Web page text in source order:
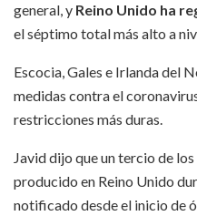
general, y Reino Unido ha
el séptimo total más alto a
Escocia, Gales e Irlanda del
medidas contra el
restricciones más duras.
Javid dijo que un tercio de
producido en Reino Unido
notificado desde el inicio de